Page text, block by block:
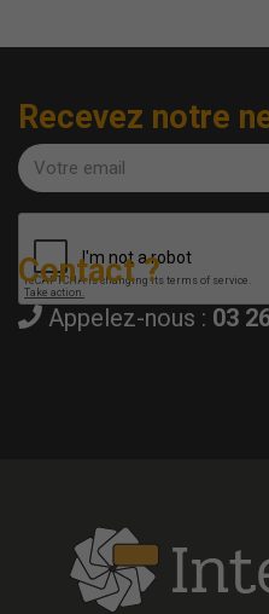
Recevez notre
Contact ?
Appelez-nous : 03